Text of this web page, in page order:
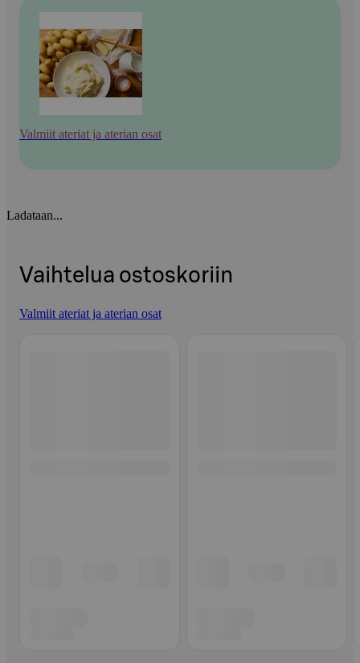
Valmiit ateriat ja aterian osat
Ladataan...
Vaihtelua ostoskoriin
Valmiit ateriat ja aterian osat